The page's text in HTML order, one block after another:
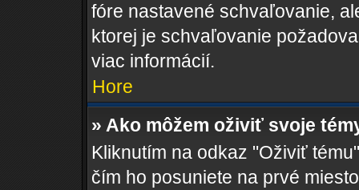
fóre nastavené schvaľovanie,
ktorej je schvaľovanie
viac informácií.
Hore
» Ako môžem oživiť svoje
Kliknutím na odkaz "Oživiť
čím ho posuniete na prvé